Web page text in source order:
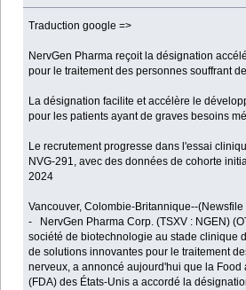
Traduction google =>
NervGen Pharma reçoit la désignation
pour le traitement des personnes souffrant
La désignation facilite et accélère le
pour les patients ayant de graves besoins
Le recrutement progresse dans l'essai
NVG-291, avec des données de cohorte
2024
Vancouver, Colombie-Britannique--
- NervGen Pharma Corp. (TSXV : NGEN)
société de biotechnologie au stade clinique
de solutions innovantes pour le traitement
nerveux, a annoncé aujourd'hui que la Food
(FDA) des États-Unis a accordé la